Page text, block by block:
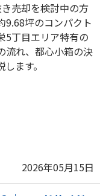
売却を検討中の方
9.68坪のコンパクト
5丁目エリア特有の
流れ、都心小箱の決
ます。
2026年05月15日